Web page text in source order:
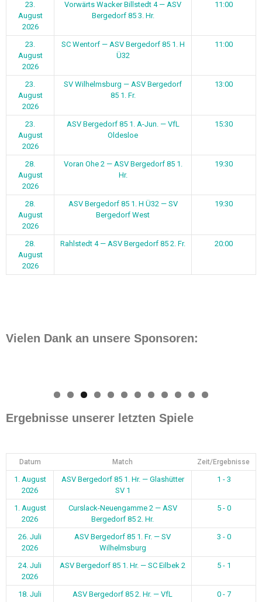
23.
August
2026
Vorwärts Wacker Billstedt 4 — ASV
Bergedorf 85 3. Hr.
11:00
23.
August
2026
SC Wentorf — ASV Bergedorf 85 1. H
Ü32
11:00
23.
August
2026
SV Wilhelmsburg — ASV Bergedorf
85 1. Fr.
13:00
23.
August
2026
ASV Bergedorf 85 1. A-Jun. — VfL
Oldesloe
15:30
28.
August
2026
Voran Ohe 2 — ASV Bergedorf 85 1.
Hr.
19:30
28.
August
2026
ASV Bergedorf 85 1. H Ü32 — SV
Bergedorf West
19:30
28.
August
2026
Rahlstedt 4 — ASV Bergedorf 85 2. Fr. 20:00
Vielen Dank an unsere Sponsoren:
0 1 2
Ergebnisse unserer letzten Spiele
Datum Match Zeit/Ergebnisse
1. August
2026
ASV Bergedorf 85 1. Hr. — Glashütter
SV 1
1 - 3
1. August
2026
Curslack-Neuengamme 2 — ASV
Bergedorf 85 2. Hr.
5 - 0
26. Juli
2026
ASV Bergedorf 85 1. Fr. — SV
Wilhelmsburg
3 - 0
24. Juli
2026
ASV Bergedorf 85 1. Hr. — SC Eilbek 2 5 - 1
18. Juli
ASV Bergedorf 85 2. Hr. — VfL
0 - 7